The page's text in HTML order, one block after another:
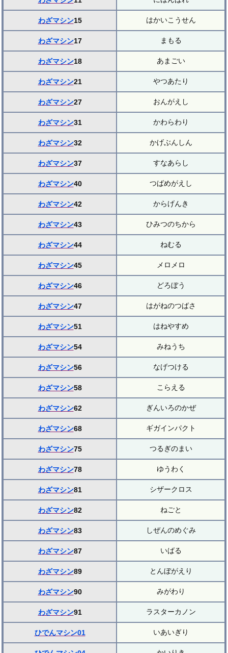
わざマシン15 はかいこうせん
わざマシン17 まもる
わざマシン18 あまごい
わざマシン21 やつあたり
わざマシン27 おんがえし
わざマシン31 かわらわり
わざマシン32 かげぶんしん
わざマシン37 すなあらし
わざマシン40 つばめがえし
わざマシン42 からげんき
わざマシン43 ひみつのちから
わざマシン44 ねむる
わざマシン45 メロメロ
わざマシン46 どろぼう
わざマシン47 はがねのつばさ
わざマシン51 はねやすめ
わざマシン54 みねうち
わざマシン56 なげつける
わざマシン58 こらえる
わざマシン62 ぎんいろのかぜ
わざマシン68 ギガインパクト
わざマシン75 つるぎのまい
わざマシン78 ゆうわく
わざマシン81 シザークロス
わざマシン82 ねごと
わざマシン83 しぜんのめぐみ
わざマシン87 いばる
わざマシン89 とんぼがえり
わざマシン90 みがわり
わざマシン91 ラスターカノン
ひでんマシン01 いあいぎり